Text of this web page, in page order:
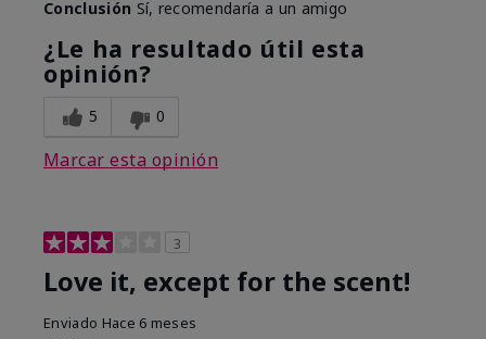
Conclusión Sí, recomendaría a un amigo
¿Le ha resultado útil esta
opinión?
5 0
Marcar esta opinión
3
Love it, except for the scent!
Enviado Hace 6 meses